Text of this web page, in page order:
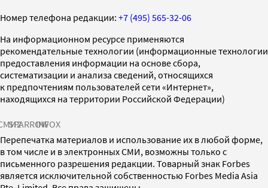
Номер телефона редакции: +7 (495) 565-32-06
На информационном ресурсе применяются
рекомендательные технологии (информационные технологии
предоставления информации на основе сбора,
систематизации и анализа сведений, относящихся
к предпочтениям пользователей сети «Интернет»,
находящихся на территории Российской Федерации)
SPARROWINFOX
Перепечатка материалов и использование их в любой форме,
в том числе и в электронных СМИ, возможны только с
письменного разрешения редакции. Товарный знак Forbes
является исключительной собственностью Forbes Media Asia